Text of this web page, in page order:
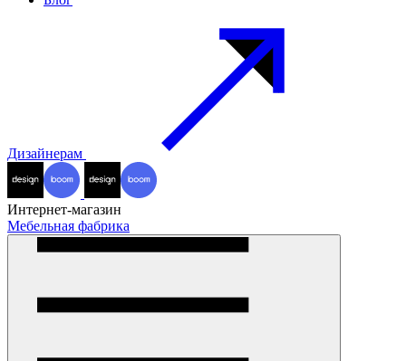
Дизайнерам
Интернет-магазин
Мебельная фабрика